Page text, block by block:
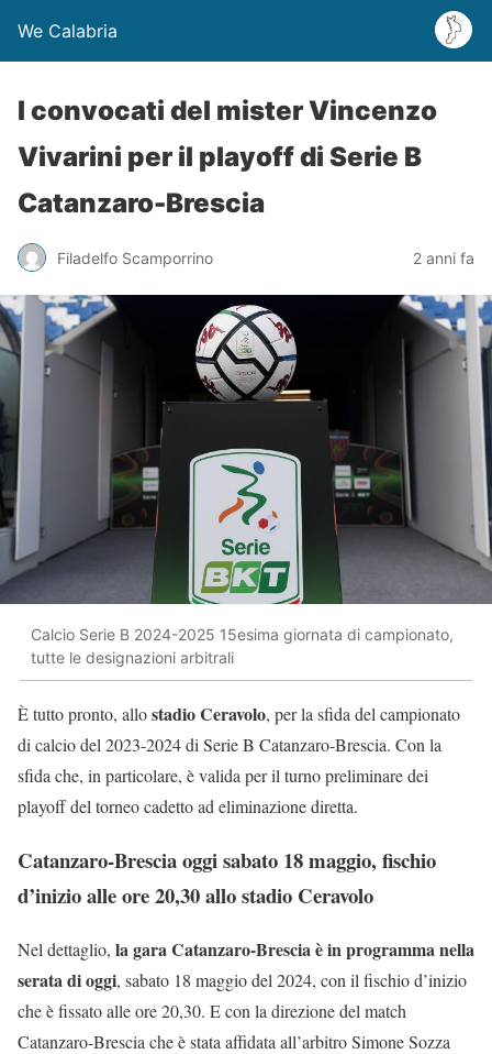
We Calabria
I convocati del mister Vincenzo
Vivarini per il playoff di Serie B
Catanzaro-Brescia
Filadelfo Scamporrino 2 anni fa
Calcio Serie B 2024-2025 15esima giornata di campionato,
tutte le designazioni arbitrali
È tutto pronto, allostadio Ceravolo, per la sfida del campionato
di calcio del 2023-2024 di Serie B Catanzaro-Brescia. Con la
sfida che, in particolare, è valida per il turno preliminare dei
playoff del torneo cadetto ad eliminazione diretta.
Catanzaro-Brescia oggi sabato 18 maggio, fischio
d’inizio alle ore 20,30 allo stadio Ceravolo
Nel dettaglio, la gara Catanzaro-Brescia è in programma nella
serata di oggi, sabato 18 maggio del 2024, con il fischio d’inizio
che è fissato alle ore 20,30. E con la direzione del match
Catanzaro-Brescia che è stata affidata all’arbitro Simone Sozza